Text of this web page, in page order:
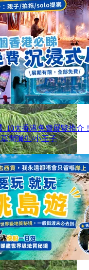
10大香港免費展覽推介！
間彌生/小王子